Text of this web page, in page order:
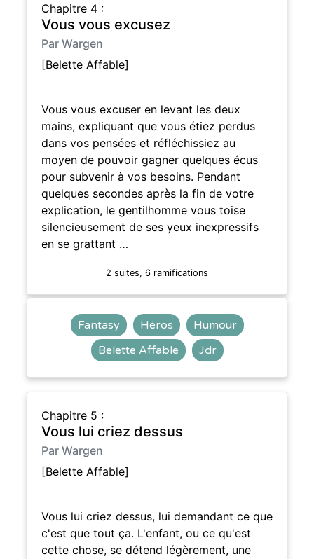
Chapitre 4 :
Vous vous excusez
Par Wargen
[Belette Affable]
Vous vous excuser en levant les deux
mains, expliquant que vous étiez perdus
dans vos pensées et réfléchissiez au
moyen de pouvoir gagner quelques écus
pour subvenir à vos besoins. Pendant
quelques secondes après la fin de votre
explication, le gentilhomme vous toise
silencieusement de ses yeux inexpressifs
en se grattant …
2 suites, 6 ramifications
Fantasy Héros
Humour
Belette Affable
Jdr
Chapitre 5 :
Vous lui criez dessus
Par Wargen
[Belette Affable]
Vous lui criez dessus, lui demandant ce que
c'est que tout ça. L'enfant, ou ce qu'est
cette chose, se détend légèrement, une